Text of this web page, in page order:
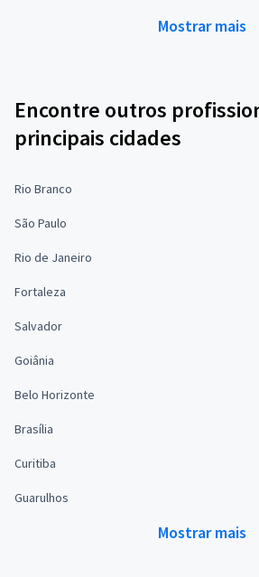
Mostrar mais
Encontre outros
principais cidades
Rio Branco
São Paulo
Rio de Janeiro
Fortaleza
Salvador
Goiânia
Belo Horizonte
Brasília
Curitiba
Guarulhos
Mostrar mais